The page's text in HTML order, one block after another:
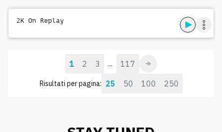
2K On Replay
Risultati per pagina: 25 50 100 250
1 2 3 ... 117